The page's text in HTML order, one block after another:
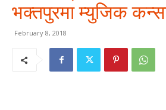
भक्तपुरमा म्युजिक
February 8, 2018